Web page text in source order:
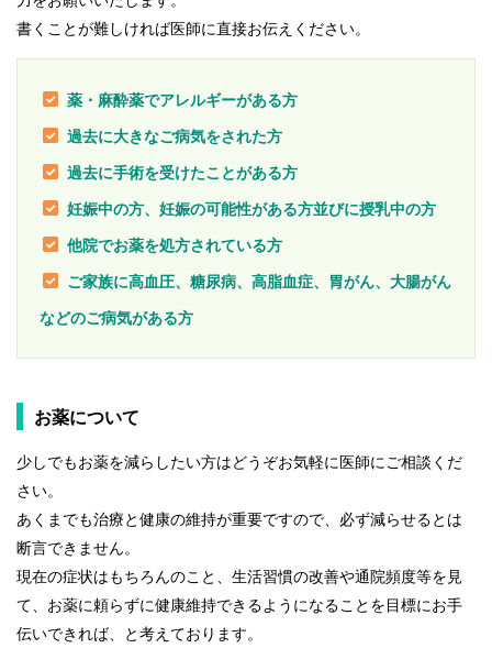
書くことが難しければ医師に直接お伝えください。
薬・麻酔薬でアレルギーがある方
過去に大きなご病気をされた方
過去に手術を受けたことがある方
妊娠中の方、妊娠の可能性がある方並びに授乳中の方
他院でお薬を処方されている方
ご家族に高血圧、糖尿病、高脂血症、胃がん、大腸がん
などのご病気がある方
お薬について
少しでもお薬を減らしたい方はどうぞお気軽に医師にご相談くだ
さい。
あくまでも治療と健康の維持が重要ですので、必ず減らせるとは
断言できません。
現在の症状はもちろんのこと、生活習慣の改善や通院頻度等を見
て、お薬に頼らずに健康維持できるようになることを目標にお手
伝いできれば、と考えております。